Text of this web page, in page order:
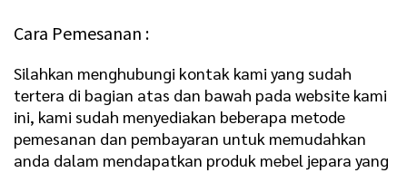
Cara Pemesanan :
Silahkan menghubungi kontak kami yang sudah
tertera di bagian atas dan bawah pada website kami
ini, kami sudah menyediakan beberapa metode
pemesanan dan pembayaran untuk memudahkan
anda dalam mendapatkan produk mebel jepara yang